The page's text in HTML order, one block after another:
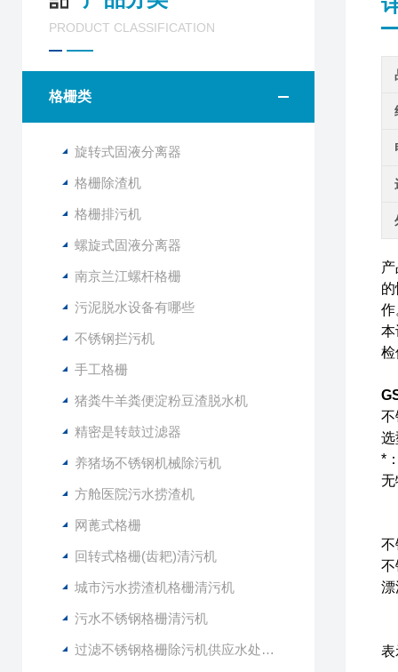
PRODUCT CLASSIFICATION
格栅类
旋转式固液分离器
格栅除渣机
格栅排污机
螺旋式固液分离器
南京兰江螺杆格栅
污泥脱水设备有哪些
不锈钢拦污机
手工格栅
猪粪牛羊粪便淀粉豆渣脱水机
精密是转鼓过滤器
养猪场不锈钢机械除污机
方舱医院污水捞渣机
网蓖式格栅
回转式格栅(齿耙)清污机
城市污水捞渣机格栅清污机
污水不锈钢格栅清污机
过滤不锈钢格栅除污机供应水处理设备
作
本
检
不
选
*
无
不
漂
表